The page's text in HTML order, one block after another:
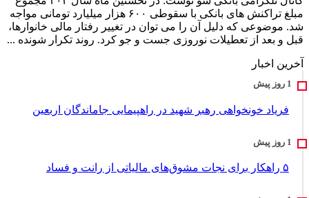
مبلغ تراکنش های بانکی با سقوطی ۶۰۰ هزار میلیارد تومانی مواجه
شد. موضوعی که دلیل آن را می توان در تغییر رفتار مالی خانوارها،
قبل و بعد از تعطیلات نوروزی جست و جو کرد. روند تکرار شونده ...
آخرین اخبار
فریاد خونخواهی رهبر شهید در راهپیمایی جاماندگان اربعین
۵ راهکار برای نجات مشوق‌های مالیاتی از رانت و فساد